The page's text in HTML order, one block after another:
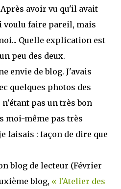
avoir vu qu'il avait
voulu faire pareil, mais
Quelle explication est
peu des deux.
envie de blog. J'avais
quelques photos des
pas un très bon
moi-même pas très
faisais : façon de dire que
blog de lecteur (Février
blog, « l'Atelier des